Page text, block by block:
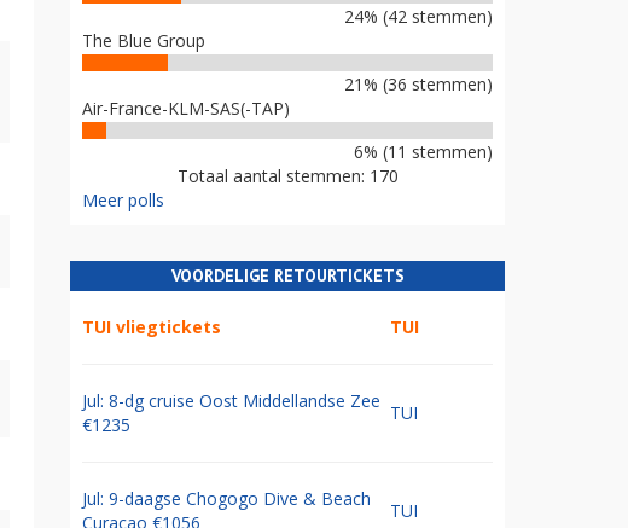
24% (42 stemmen)
The Blue Group
21% (36 stemmen)
Air-France-KLM-SAS(-TAP)
6% (11 stemmen)
Totaal aantal stemmen: 170
Meer polls
VOORDELIGE RETOURTICKETS
TUI vliegtickets TUI
Jul: 8-dg cruise Oost Middellandse Zee
€1235
TUI
Jul: 9-daagse Chogogo Dive & Beach
Curacao €1056
TUI